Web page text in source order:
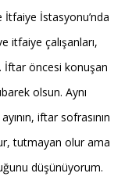
İstasyonu’nda
itfaiye çalışanları,
İftar öncesi konuşan
olsun. Aynı
iftar sofrasının
tutmayan olur ama
düşünüyorum.